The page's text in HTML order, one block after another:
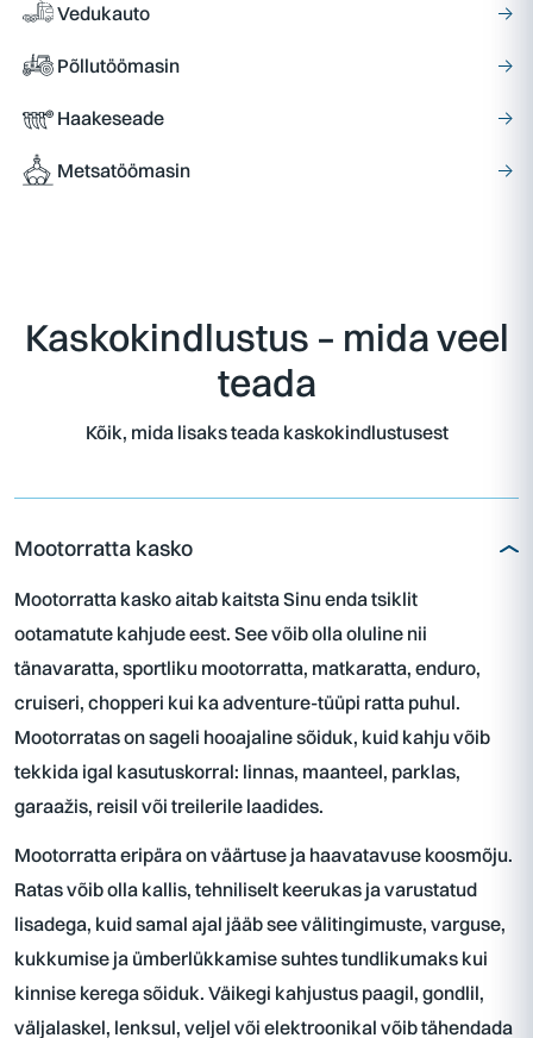
Vedukauto →
Põllutöömasin →
Haakeseade →
Metsatöömasin →
Kaskokindlustus – mida veel
teada
Kõik, mida lisaks teada kaskokindlustusest
Mootorratta kasko
Mootorratta kasko aitab kaitsta Sinu enda tsiklit
ootamatute kahjude eest. See võib olla oluline nii
tänavaratta, sportliku mootorratta, matkaratta, enduro,
cruiseri, chopperi kui ka adventure-tüüpi ratta puhul.
Mootorratas on sageli hooajaline sõiduk, kuid kahju võib
tekkida igal kasutuskorral: linnas, maanteel, parklas,
garaažis, reisil või treilerile laadides.
Mootorratta eripära on väärtuse ja haavatavuse koosmõju.
Ratas võib olla kallis, tehniliselt keerukas ja varustatud
lisadega, kuid samal ajal jääb see välitingimuste, varguse,
kukkumise ja ümberlükkamise suhtes tundlikumaks kui
kinnise kerega sõiduk. Väikegi kahjustus paagil, gondlil,
väljalaskel, lenksul, veljel või elektroonikal võib tähendada